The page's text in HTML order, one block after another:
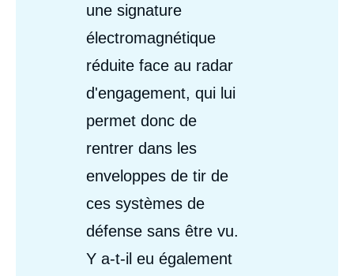
une signature
électromagnétique
réduite face au radar
d'engagement, qui lui
permet donc de
rentrer dans les
enveloppes de tir de
ces systèmes de
défense sans être vu.
Y a-t-il eu également